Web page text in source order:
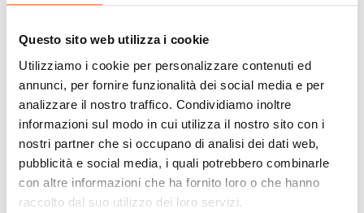
Questo sito web utilizza i cookie
Utilizziamo i cookie per personalizzare contenuti ed
annunci, per fornire funzionalità dei social media e per
analizzare il nostro traffico. Condividiamo inoltre
informazioni sul modo in cui utilizza il nostro sito con i
nostri partner che si occupano di analisi dei dati web,
pubblicità e social media, i quali potrebbero combinarle
con altre informazioni che ha fornito loro o che hanno
raccolto dal suo utilizzo dei loro servizi.